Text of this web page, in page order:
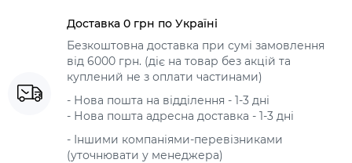
Доставка 0 грн по Україні
Безкоштовна доставка при сумі замовлення
від 6000 грн. (діє на товар без акцій та
куплений не з оплати частинами)
- Нова пошта на відділення - 1-3 дні
- Нова пошта адресна доставка - 1-3 дні
- Іншими компаніями-перевізниками
(уточнювати у менеджера)